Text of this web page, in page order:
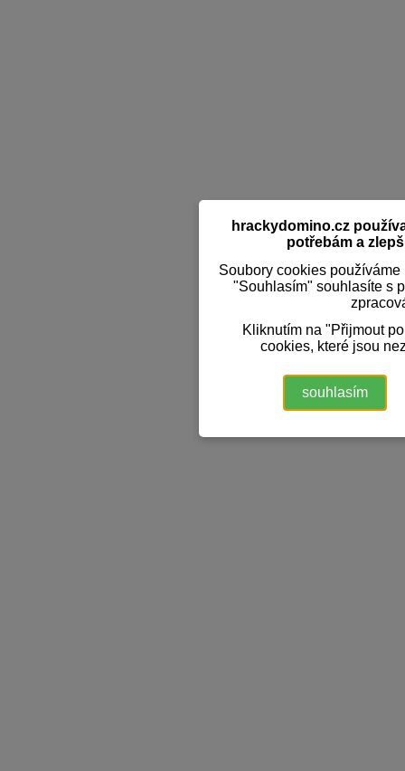
hrackydomino.cz
potřebám a
Soubory cookies
"Souhlasím" souhlasíte s
Kliknutím na "Přijmout
cookies, které jsou
souhlasím